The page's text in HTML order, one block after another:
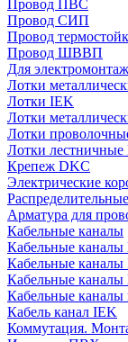
Провод ПВС
Провод СИП
Провод
Провод ШВВП
Для
Лотки
Лотки IEK
Лотки
Лотки
Лотки
Крепеж DKC
Электрические
Арматура для
Кабельные каналы
Кабельные каналы
Кабельные каналы
Кабельные
Кабельные
Кабель канал IEK
Коммутация.